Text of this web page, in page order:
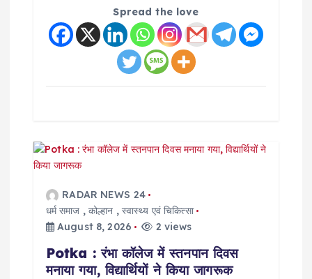
Spread the love
RADAR NEWS 24
धर्म समाज ,कोल्हान , स्वास्थ्य एवं चिकित्सा
August 8, 2026
2 views
Potka : रंभा कॉलेज में स्तनपान दिवस
मनाया गया, विद्यार्थियों ने किया जागरूक